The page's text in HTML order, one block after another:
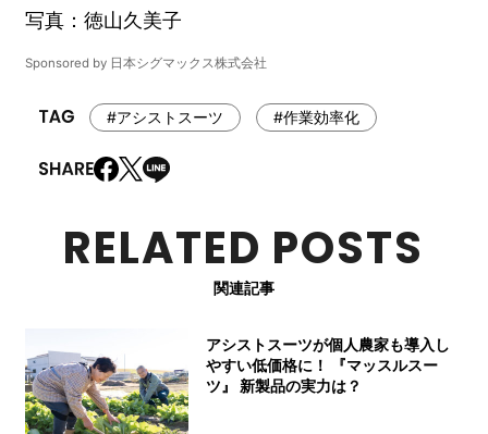
写真：徳山久美子
Sponsored by 日本シグマックス株式会社
#アシストスーツ #作業効率化
RELATED POSTS
関連記事
アシストスーツが個人農家も導入し
やすい低価格に！ 『マッスルスー
ツ』 新製品の実力は？